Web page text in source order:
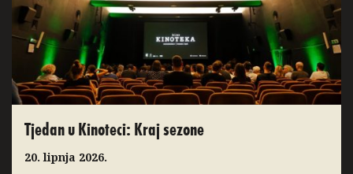
Tjedan u Kinoteci: Kraj sezone
20. lipnja 2026.